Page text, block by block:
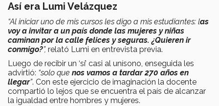
Así era Lumi Velázquez
“Al iniciar uno de mis cursos les digo a mis estudiantes: las
voy a invitar a un país donde las mujeres y niñas
caminan por la calle felices y seguras. ¿Quieren ir
conmigo?”, relató Lumi en entrevista previa.
Luego de recibir un ‘sí’ casi al unísono, enseguida les
advirtió: “solo que nos vamos a tardar 270 años en
llegar”. Con este ejercicio de imaginación la docente
compartió lo lejos que se encuentra el país de alcanzar
la igualdad entre hombres y mujeres.